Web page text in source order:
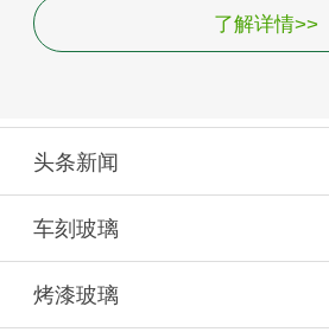
了解详情>>
头条新闻
车刻玻璃
烤漆玻璃